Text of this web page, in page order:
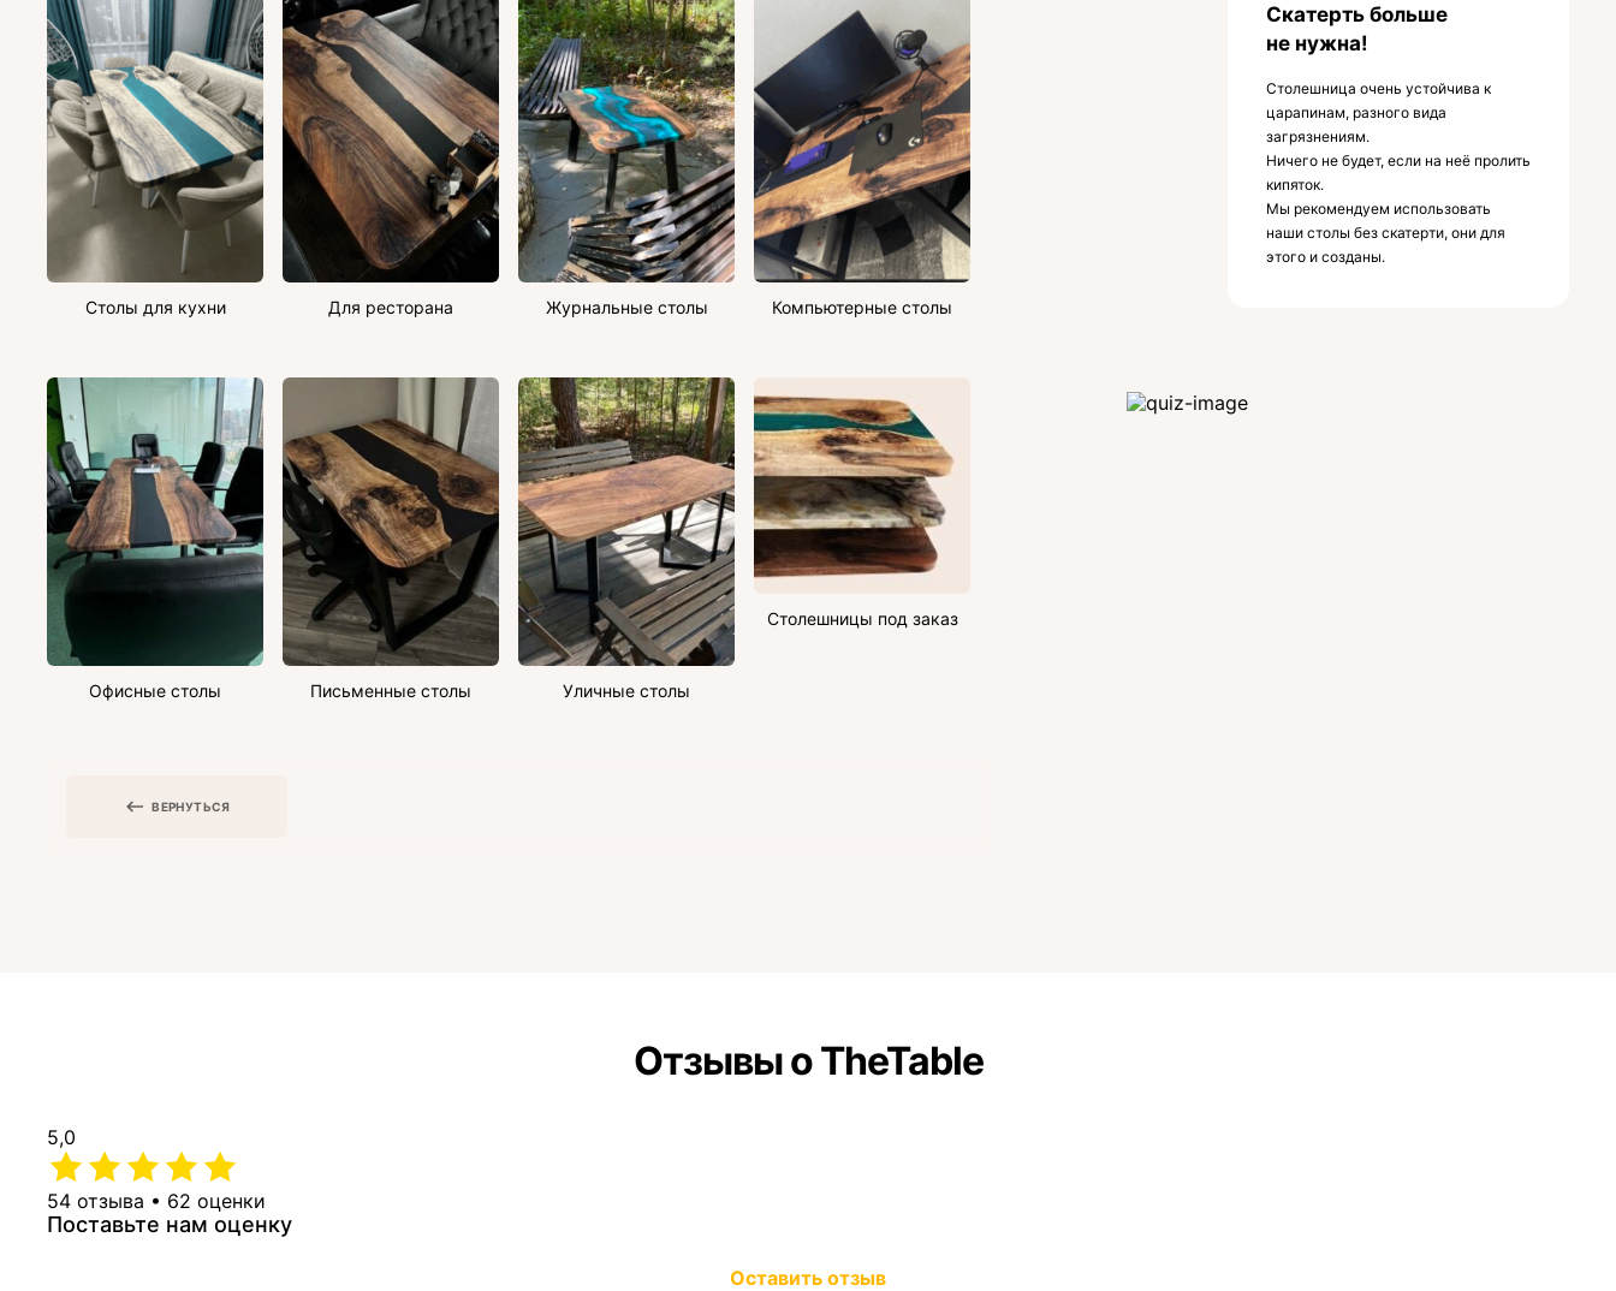
Столы для кухни Для ресторана Журнальные столы Компьютерные столы
Офисные столы Письменные столы Уличные столы
Столешницы под заказ
ВЕРНУТЬСЯ
Скатерть больше
не нужна!
Столешница очень устойчива к
царапинам, разного вида
загрязнениям.
Ничего не будет, если на неё пролить
кипяток.
Мы рекомендуем использовать
наши столы без скатерти, они для
этого и созданы.
Отзывы о TheTable
5,0
54 отзыва • 62 оценки
Поставьте нам оценку
Оставить отзыв